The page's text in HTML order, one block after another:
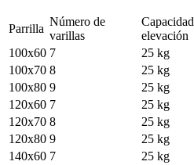
Parrilla
Número de
varillas
Capacidad
elevación
100x60 7 25 kg
100x70 8 25 kg
100x80 9 25 kg
120x60 7 25 kg
120x70 8 25 kg
120x80 9 25 kg
140x60 7 25 kg